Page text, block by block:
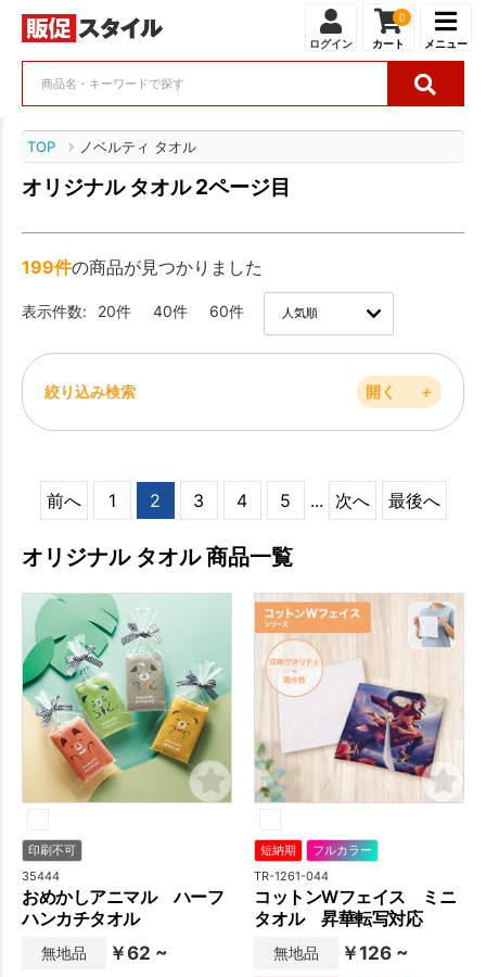
ログイン
0
カート メニュー
TOP ノベルティ タオル
オリジナル タオル 2ページ目
199件の商品が見つかりました
表示件数: 20件 40件 60件
絞り込み検索 開く ＋
前へ 1 2 3 4 5 ... 次へ 最後へ
オリジナル タオル 商品一覧
印刷不可
35444
おめかしアニマル ハーフ
ハンカチタオル
無地品 ￥62 ~
短納期 フルカラー
TR-1261-044
コットンWフェイス ミニ
タオル 昇華転写対応
無地品 ￥126 ~